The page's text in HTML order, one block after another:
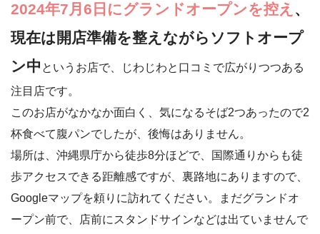
2024年7月6日にグランドオープンを控え 、
現在は開店準備を整えながらソフトオープ
ン中 というお店で、じわじわと口コミで広がりつつある
注目店です。
このお店がなかなか面白く、気になるそば2つあったので2
杯食べて腹パンでしたが、後悔はありません。
場所は、沖縄県庁から徒歩8分ほどで、国際通りからも徒
歩アクセスできる距離感ですが、裏路地にありますので、
Googleマップを頼りに訪れてください。まだグランドオ
ープン前で、店前にスタンドサインなどは出ていませんで